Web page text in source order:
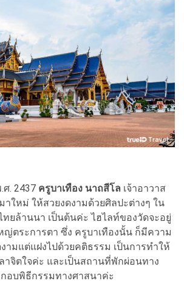
. 2437 ครูบาเทือง นาถสีโล เจ้าอาวาส
ใหม่ ให้สวยงดงามด้วยศิลปะต่างๆ ใน
ยล้านนา เป็นต้นค่ะ ไฮไลท์ของวัดจะอยู่
ญ่ตระการตา ซึ่ง ครูบาเทืองนั้น ก็มีความ
ามแต่แฝงไปด้วยคติธรรม เป็นการทำให้
าจิตใจค่ะ และเป็นสถานที่พักผ่อนทาง
อบพิธีกรรมทางศาสนาค่ะ